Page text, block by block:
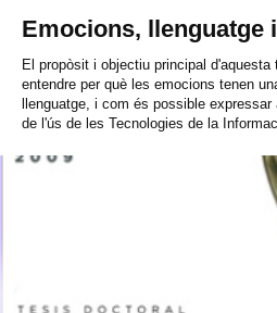
Emocions, llenguatge
El propòsit i objectiu principal
entendre per què les emocions tenen
llenguatge, i com és possible
de l'ús de les Tecnologies de la